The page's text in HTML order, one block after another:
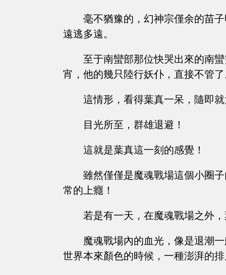
毫不猶豫的，幻神宗僅余的苗
遠逃多遠。
至于南蠻部那位快哭出來的南
宵，他的幾只陸行妖仆，直接不管
這情形，看得葉真一呆，隨即
目光所至，群雄退避！
這就是葉真這一刻的感覺！
雖然僅僅是魔魂戰場這個小圈
常的上癮！
若是有一天，在魔魂戰場之外
魔魂戰場內的血光，像是退潮
世界本來顏色的時候，一種澎湃的